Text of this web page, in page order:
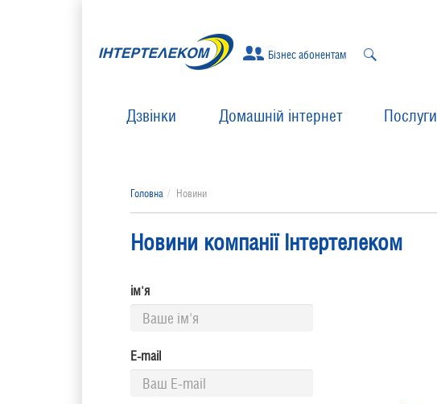
Бізнес абонентам
Дзвінки Домашній інтернет Послуги
Головна Новини
Новини компанії Інтертелеком
ім'я
E-mail